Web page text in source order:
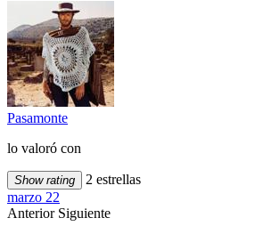
Pasamonte
lo valoró con
Show rating
2 estrellas
marzo 22
Anterior Siguiente